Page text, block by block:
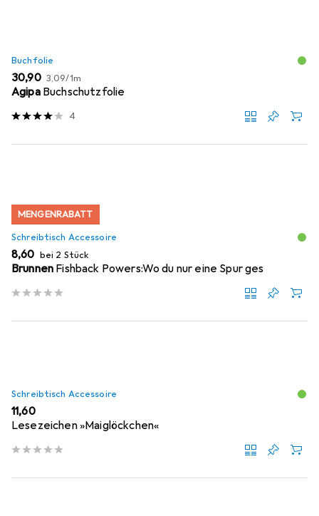
Buchfolie
EUR
30,90 EUR
3,09/1m
Agipa Buchschutzfolie
4
MENGENRABATT
Schreibtisch Accessoire
EUR
8,60 bei 2 Stück
Brunnen Fishback Powers:Wo du nur eine Spur ges
Schreibtisch Accessoire
EUR
11,60
Lesezeichen »Maiglöckchen«